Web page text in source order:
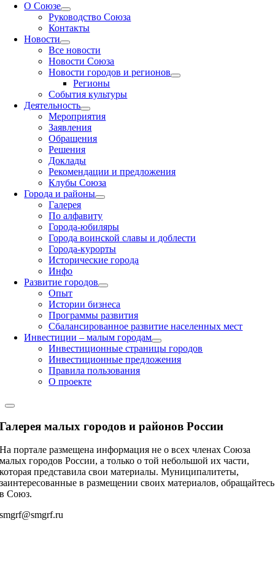
О Союзе
Руководство Союза
Контакты
Новости
Все новости
Новости Союза
Новости городов и регионов
Регионы
События культуры
Деятельность
Мероприятия
Заявления
Обращения
Решения
Доклады
Рекомендации и предложения
Клубы Союза
Города и районы
Галерея
По алфавиту
Города-юбиляры
Города воинской славы и доблести
Города-курорты
Исторические города
Инфо
Развитие городов
Опыт
Истории бизнеса
Программы развития
Сбалансированное развитие населенных мест
Инвестиции – малым городам
Инвестиционные страницы городов
Инвестиционные предложения
Правила пользования
О проекте
Галерея малых городов и районов России
На портале размещена информация не о всех членах Союза
малых городов России, а только о той небольшой их части,
которая представила свои материалы. Муниципалитеты,
заинтересованные в размещении своих материалов, обращайтесь
в Союз.
smgrf@smgrf.ru